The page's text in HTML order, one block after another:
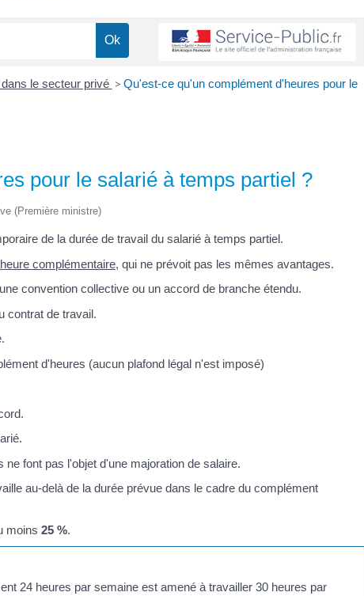
le secteur privé > Qu'est-ce qu'un complément d'heures pour le
pour le salarié à temps partiel ?
(Première ministre)
de la durée de travail du salarié à temps partiel.
heure complémentaire, qui ne prévoit pas les mêmes avantages.
convention collective ou un accord de branche étendu.
contrat de travail.
d'heures (aucun plafond légal n'est imposé)
font pas l'objet d'une majoration de salaire.
au-delà de la durée prévue dans le cadre du complément
moins 25 %.
24 heures par semaine est amené à travailler 30 heures par